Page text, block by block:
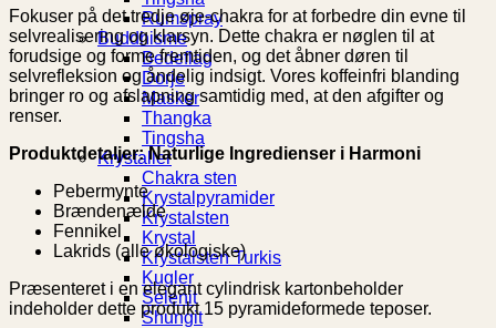
Rumspray
Buddhisme
Bedeflag
Dorje
Masker
Thangka
Tingsha
Krystaller
Chakra sten
Krystalpyramider
Krystalsten
Krystal
Krystalsten Turkis
Kugler
Selenit
Shungit
Fokuser på det tredje øje-chakra for at forbedre din evne til
selvrealisering og klarsyn. Dette chakra er nøglen til at
forudsige og forme fremtiden, og det åbner døren til
selvrefleksion og åndelig indsigt. Vores koffeinfri blanding
bringer ro og afslapning samtidig med, at den afgifter og
renser.
Produktdetaljer: Naturlige Ingredienser i Harmoni
Pebermynte
Brændenælde
Fennikel
Lakrids (alle økologiske)
Præsenteret i en elegant cylindrisk kartonbeholder
indeholder dette produkt 15 pyramideformede teposer.